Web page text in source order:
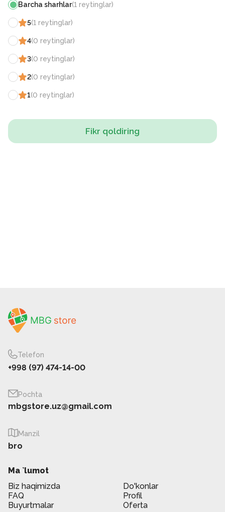
Barcha sharhlar(1 reytinglar)
5(1 reytinglar)
4(0 reytinglar)
3(0 reytinglar)
2(0 reytinglar)
1(0 reytinglar)
Fikr qoldiring
Telefon
+998 (97) 474-14-00
Pochta
mbgstore.uz@gmail.com
Manzil
bro
Ma `lumot
Biz haqimizda
Do'konlar
FAQ
Profil
Buyurtmalar
Oferta